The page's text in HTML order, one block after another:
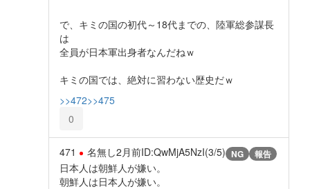
で、キミの国の初代～18代までの、陸軍総参謀長
は
全員が日本軍出身者なんだねｗ
キミの国では、絶対に習わない歴史だｗ
>>472>>475
0
471 名無し2月前ID:QwMjA5NzI(3/5) NG 報告
日本人は朝鮮人が嫌い。
朝鮮人は日本人が嫌い。